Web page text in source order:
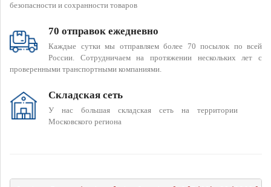
безопасности и сохранности товаров
70 отправок ежедневно
Каждые сутки мы отправляем более 70 посылок по всей
России. Сотрудничаем на протяжении нескольких лет с
проверенными транспортными компаниями.
Складская сеть
У нас большая складская сеть на территории
Московского региона